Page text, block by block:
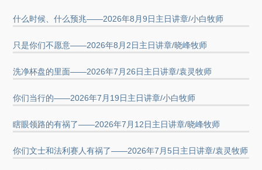
什么时候、什么预兆——2026年8月9日主日讲章/小白牧师
只是你们不愿意——2026年8月2日主日讲章/晓峰牧师
洗净杯盘的里面——2026年7月26日主日讲章/袁灵牧师
你们当行的——2026年7月19日主日讲章/小白牧师
瞎眼领路的有祸了——2026年7月12日主日讲章/晓峰牧师
你们文士和法利赛人有祸了——2026年7月5日主日讲章/袁灵牧师